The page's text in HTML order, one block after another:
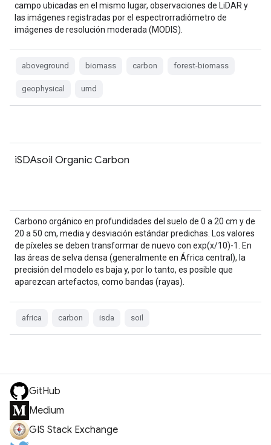
campo ubicadas en el mismo lugar, observaciones de LiDAR y
las imágenes registradas por el espectrorradiómetro de
imágenes de resolución moderada (MODIS).
aboveground biomass carbon forest-biomass
geophysical umd
iSDAsoil Organic Carbon
Carbono orgánico en profundidades del suelo de 0 a 20 cm y de
20 a 50 cm, media y desviación estándar predichas. Los valores
de píxeles se deben transformar de nuevo con exp(x/10)-1. En
las áreas de selva densa (generalmente en África central), la
precisión del modelo es baja y, por lo tanto, es posible que
aparezcan artefactos, como bandas (rayas).
africa carbon isda soil
GitHub
Medium
GIS Stack Exchange